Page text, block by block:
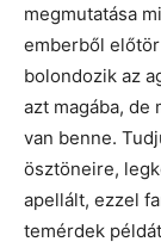
megmutatása
emberből
bolondozik az
azt magába, de
van benne.
ösztöneire,
apellált, ezzel
temérdek